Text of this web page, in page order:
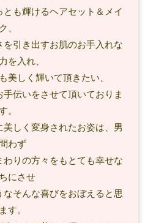
も輝けるヘアセット＆メイ
ク、
引き出すお肌のお手入れな
を入れ、
美しく輝いて頂きたい、
伝いをさせて頂いておりま
。
しく変身されたお姿は、男
わず
りの方々をもとても幸せな
にさせ
そんな喜びをおぼえると思
す。